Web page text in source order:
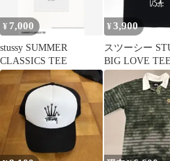
¥ 7,000
stussy SUMMER
CLASSICS TEE
¥ 3,900
スツーシー
BIG LOVE TEE
サイン入りロ
ザイン 普段着
り半袖Tシャ
用